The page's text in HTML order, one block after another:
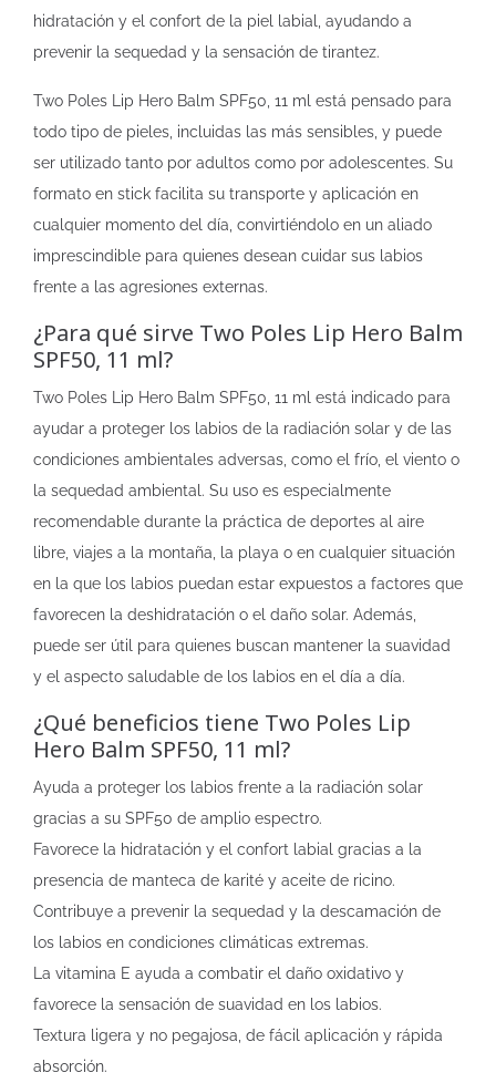
hidratación y el confort de la piel labial, ayudando a
prevenir la sequedad y la sensación de tirantez.
Two Poles Lip Hero Balm SPF50, 11 ml está pensado para
todo tipo de pieles, incluidas las más sensibles, y puede
ser utilizado tanto por adultos como por adolescentes. Su
formato en stick facilita su transporte y aplicación en
cualquier momento del día, convirtiéndolo en un aliado
imprescindible para quienes desean cuidar sus labios
frente a las agresiones externas.
¿Para qué sirve Two Poles Lip Hero Balm
SPF50, 11 ml?
Two Poles Lip Hero Balm SPF50, 11 ml está indicado para
ayudar a proteger los labios de la radiación solar y de las
condiciones ambientales adversas, como el frío, el viento o
la sequedad ambiental. Su uso es especialmente
recomendable durante la práctica de deportes al aire
libre, viajes a la montaña, la playa o en cualquier situación
en la que los labios puedan estar expuestos a factores que
favorecen la deshidratación o el daño solar. Además,
puede ser útil para quienes buscan mantener la suavidad
y el aspecto saludable de los labios en el día a día.
¿Qué beneficios tiene Two Poles Lip
Hero Balm SPF50, 11 ml?
Ayuda a proteger los labios frente a la radiación solar
gracias a su SPF50 de amplio espectro.
Favorece la hidratación y el confort labial gracias a la
presencia de manteca de karité y aceite de ricino.
Contribuye a prevenir la sequedad y la descamación de
los labios en condiciones climáticas extremas.
La vitamina E ayuda a combatir el daño oxidativo y
favorece la sensación de suavidad en los labios.
Textura ligera y no pegajosa, de fácil aplicación y rápida
absorción.